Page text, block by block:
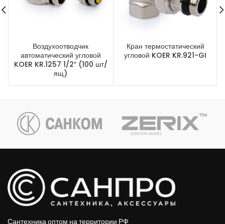
Воздухоотводчик
автоматический угловой
KOER KR.1257 1/2″ (100 шт/
ящ)
Кран термостатический
угловой KOER KR.921-GI
Сантехника оптом на территории РФ